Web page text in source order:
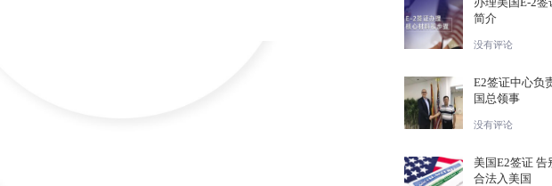
简介
没有评论
E2签证中心负
国总领事
没有评论
美国E2签证 告
合法入美国